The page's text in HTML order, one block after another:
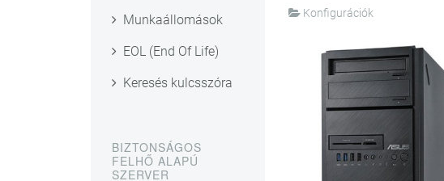
Konfigurációk
Munkaállomások
EOL (End Of Life)
Keresés kulcsszóra
BIZTONSÁGOS
FELHŐ ALAPÚ
SZERVER